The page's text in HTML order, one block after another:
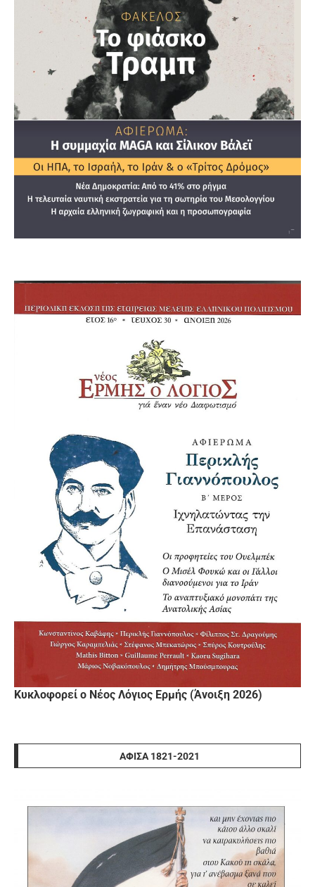
Κυκλοφορεί ο Νέος Λόγιος Ερμής (Άνοιξη 2026)
ΑΦΊΣΑ 1821-2021